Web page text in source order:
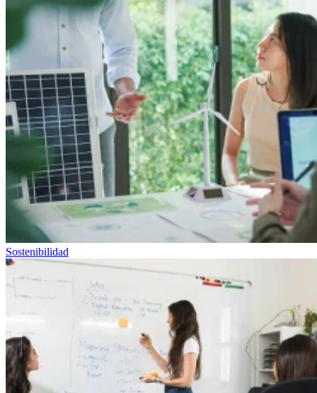
Sostenibilidad